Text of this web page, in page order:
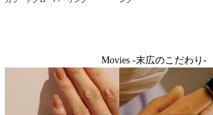
Movies -末広のこだわり-